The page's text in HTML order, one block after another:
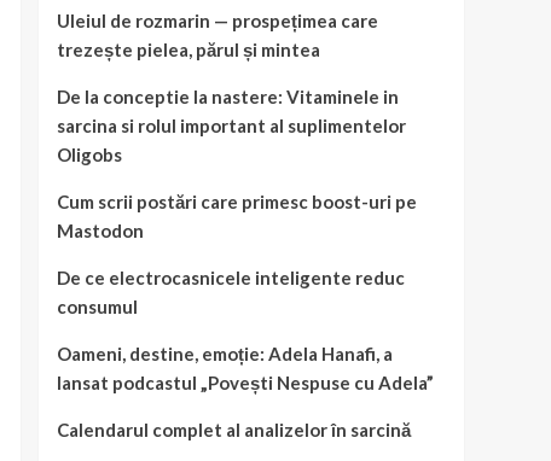
Uleiul de rozmarin — prospețimea care
trezește pielea, părul și mintea
De la conceptie la nastere: Vitaminele in
sarcina si rolul important al suplimentelor
Oligobs
Cum scrii postări care primesc boost-uri pe
Mastodon
De ce electrocasnicele inteligente reduc
consumul
Oameni, destine, emoție: Adela Hanafi, a
lansat podcastul „Povești Nespuse cu Adela”
Calendarul complet al analizelor în sarcină